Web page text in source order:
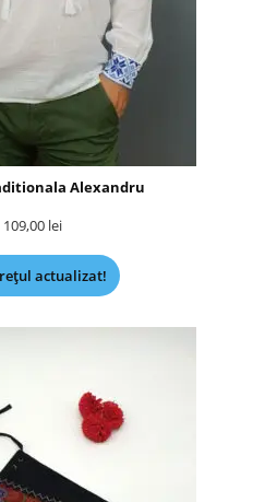
Alexandru
109,00 lei
actualizat!